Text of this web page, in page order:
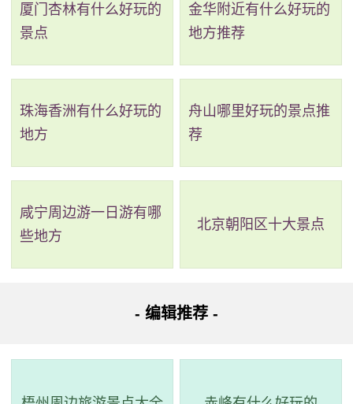
高陵场畔农耕文化生态观光产业园是一个非常有意
义的项目。通过挖掘、保护和传承关中地区悠久的农耕
民俗文化，这个园区为人们提供了一个科普休闲的场
区规划了多个功能区，包括生态农业示范区、农耕文化
播陕西关中及西北地区农耕民俗文化。同时，这个园区
还为高陵区新兴的休闲农业产业增添了色彩，对于推进
区域经济发展和文化旅游事业具有积极的作用。我们应
该重视农耕文化的保护与传承，提高对传统文化的认识
厦门杏林有什么好玩的
景点
金华附近有什么好玩的
地方推荐
珠海香洲有什么好玩的
地方
舟山哪里好玩的景点推
荐
咸宁周边游一日游有哪
些地方
北京朝阳区十大景点
- 编辑推荐 -